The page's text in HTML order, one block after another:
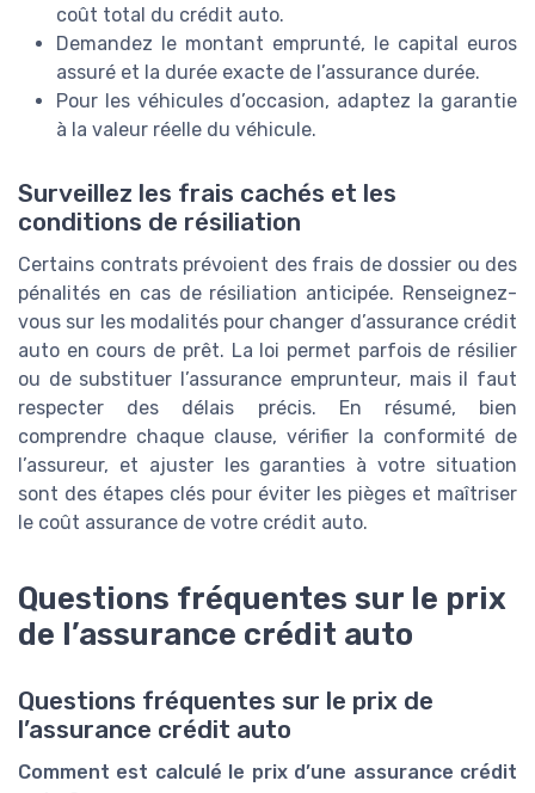
coût total du crédit auto.
Demandez le montant emprunté, le capital euros
assuré et la durée exacte de l’assurance durée.
Pour les véhicules d’occasion, adaptez la garantie
à la valeur réelle du véhicule.
Surveillez les frais cachés et les
conditions de résiliation
Certains contrats prévoient des frais de dossier ou des
pénalités en cas de résiliation anticipée. Renseignez-
vous sur les modalités pour changer d’assurance crédit
auto en cours de prêt. La loi permet parfois de résilier
ou de substituer l’assurance emprunteur, mais il faut
respecter des délais précis. En résumé, bien
comprendre chaque clause, vérifier la conformité de
l’assureur, et ajuster les garanties à votre situation
sont des étapes clés pour éviter les pièges et maîtriser
le coût assurance de votre crédit auto.
Questions fréquentes sur le prix
de l’assurance crédit auto
Questions fréquentes sur le prix de
l’assurance crédit auto
Comment est calculé le prix d’une assurance crédit